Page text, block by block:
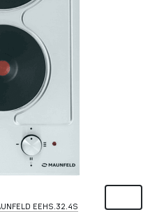
EEHS.32.4S